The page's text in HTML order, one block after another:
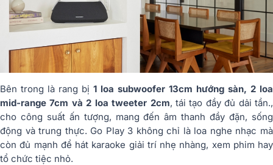
Bên trong là rang bị 1 loa subwoofer 13cm hướng sàn, 2 loa
mid-range 7cm và 2 loa tweeter 2cm, tái tạo đầy đủ dải tần.,
cho công suất ấn tượng, mang đến âm thanh đầy đặn, sống
động và trung thực. Go Play 3 không chỉ là loa nghe nhạc mà
còn đủ mạnh để hát karaoke giải trí nhẹ nhàng, xem phim hay
tổ chức tiệc nhỏ.